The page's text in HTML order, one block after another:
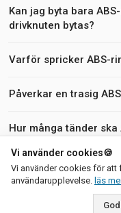
Kan jag byta bara
drivknuten bytas?
Varför spricker ABS-
Påverkar en trasig
Hur många tänder ska
Är det svårt att
Vi använder cookies🍪
Vi använder cookies för att
användarupplevelse. läs